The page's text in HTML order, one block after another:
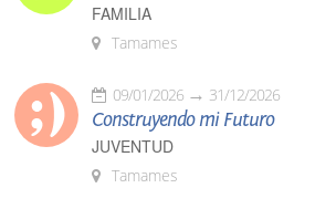
FAMILIA
Tamames
09/01/2026 31/12/2026
Construyendo mi Futuro
JUVENTUD
Tamames